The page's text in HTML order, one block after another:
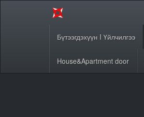
Бүтээгдэхүүн I Үйлчилгээ
House&Apartment door